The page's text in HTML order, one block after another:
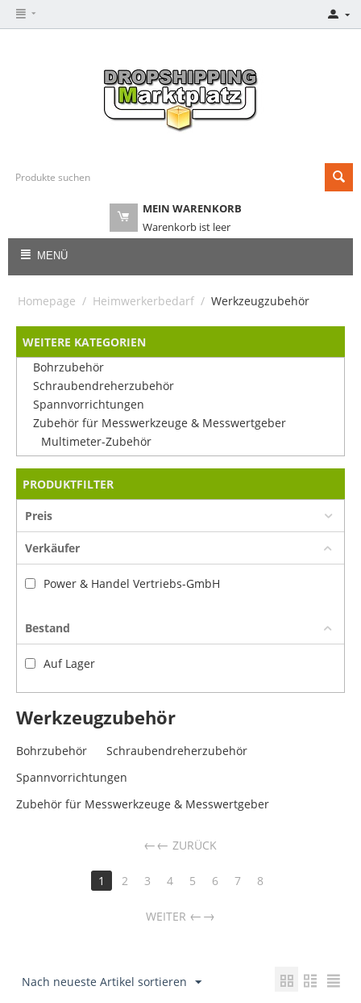
MEIN WARENKORB
Warenkorb ist leer
MENÜ
Homepage / Heimwerkerbedarf / Werkzeugzubehör
WEITERE KATEGORIEN
Bohrzubehör
Schraubendreherzubehör
Spannvorrichtungen
Zubehör für Messwerkzeuge & Messwertgeber
Multimeter-Zubehör
PRODUKTFILTER
Preis
Verkäufer
Power & Handel Vertriebs-GmbH
Bestand
Auf Lager
Werkzeugzubehör
Bohrzubehör
Schraubendreherzubehör
Spannvorrichtungen
Zubehör für Messwerkzeuge & Messwertgeber
← ZURÜCK
1 2 3 4 5 6 7 8
WEITER →
Nach neueste Artikel sortieren